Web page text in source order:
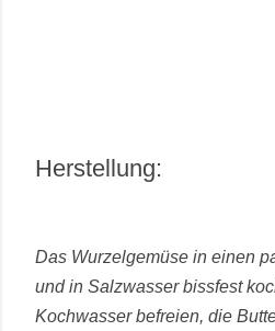
Herstellung:
Das Wurzelgemüse in einen
und in Salzwasser bissfest
Kochwasser befreien, die